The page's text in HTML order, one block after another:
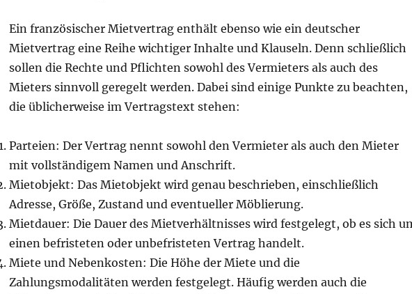
Ein französischer Mietvertrag enthält ebenso wie ein deutscher
Mietvertrag eine Reihe wichtiger Inhalte und Klauseln. Denn schließlich
sollen die Rechte und Pflichten sowohl des Vermieters als auch des
Mieters sinnvoll geregelt werden. Dabei sind einige Punkte zu beachten,
die üblicherweise im Vertragstext stehen:
Parteien: Der Vertrag nennt sowohl den Vermieter als auch den Mieter
mit vollständigem Namen und Anschrift.
Mietobjekt: Das Mietobjekt wird genau beschrieben, einschließlich
Adresse, Größe, Zustand und eventueller Möblierung.
Mietdauer: Die Dauer des Mietverhältnisses wird festgelegt, ob es sich
einen befristeten oder unbefristeten Vertrag handelt.
Miete und Nebenkosten: Die Höhe der Miete und die
Zahlungsmodalitäten werden festgelegt. Häufig werden auch die